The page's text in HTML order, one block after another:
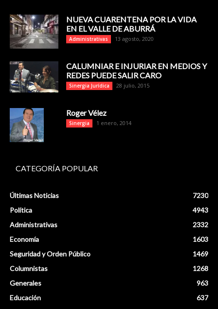
NUEVA CUARENTENA POR LA VIDA
EN EL VALLE DE ABURRÁ
Administrativas 13 agosto, 2020
CALUMNIAR E INJURIAR EN MEDIOS Y
REDES PUEDE SALIR CARO
Sinergia Jurídica 28 julio, 2015
Roger Vélez
Sinergia 1 enero, 2014
CATEGORÍA POPULAR
Últimas Noticias
7230
Política
4943
Administrativas
2332
Economía
1603
Seguridad y Orden Público
1469
Columnistas
1268
Generales
963
Educación
637